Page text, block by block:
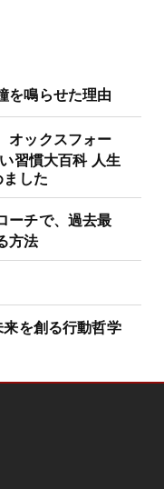
を鳴らせた理由
オックスフォー
習慣大百科 人生
ました
ーチで、過去最
方法
来を創る行動哲学